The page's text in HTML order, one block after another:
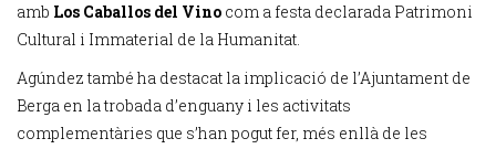
amb Los Caballos del Vino com a festa declarada Patrimoni
Cultural i Immaterial de la Humanitat.
Agúndez també ha destacat la implicació de l’Ajuntament de
Berga en la trobada d’enguany i les activitats
complementàries que s’han pogut fer, més enllà de les